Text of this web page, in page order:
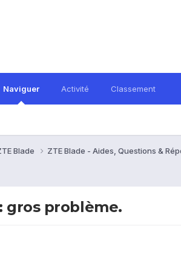
Naviguer Activité Classement
Blade
ZTE Blade - Aides, Questions &
gros problème.